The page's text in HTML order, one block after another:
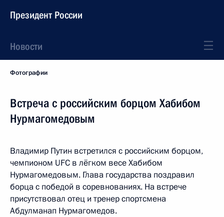
Президент России
Новости
Фотографии
Встреча с российским борцом Хабибом
Нурмагомедовым
Владимир Путин встретился с российским борцом,
чемпионом UFC в лёгком весе Хабибом
Нурмагомедовым. Глава государства поздравил
борца с победой в соревнованиях. На встрече
присутствовал отец и тренер спортсмена
Абдулманап Нурмагомедов.